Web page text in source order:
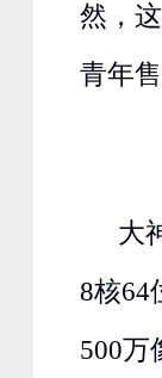
然，
青年
大
8核64
500万